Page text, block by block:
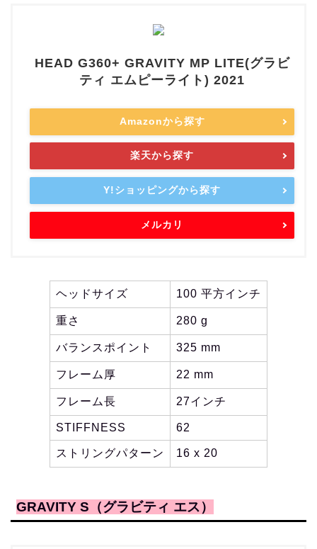
HEAD G360+ GRAVITY MP LITE(グラビ
ティ エムピーライト) 2021
Amazonから探す
楽天から探す
Y!ショッピングから探す
メルカリ
ヘッドサイズ 100 平方インチ
重さ 280 g
バランスポイント 325 mm
フレーム厚 22 mm
フレーム長 27インチ
STIFFNESS 62
ストリングパターン 16 x 20
GRAVITY S（グラビティ エス）